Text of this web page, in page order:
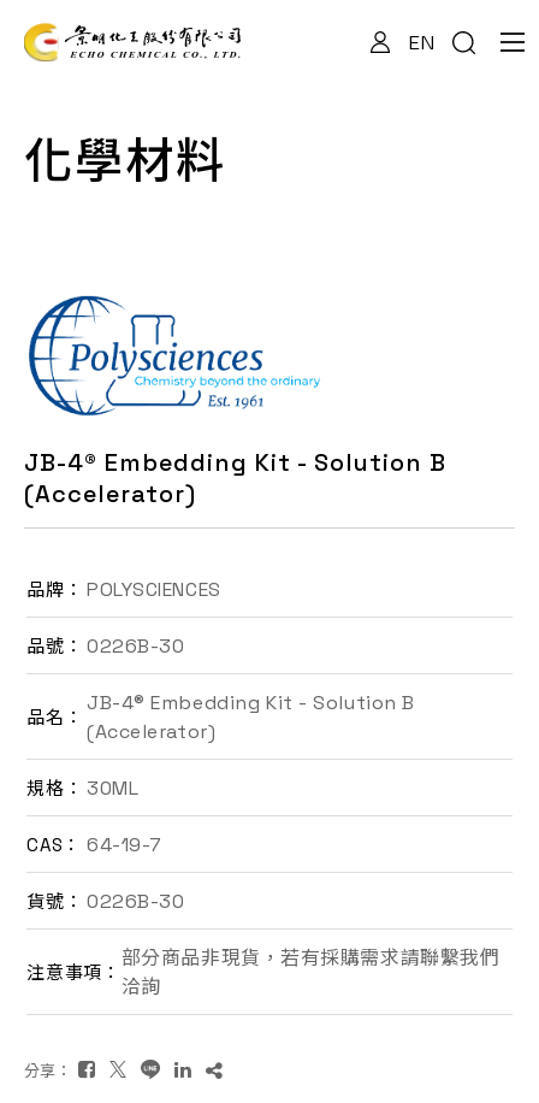
EN
化學材料
JB-4® Embedding Kit - Solution B
(Accelerator)
品牌： POLYSCIENCES
品號： 0226B-30
品名：
JB-4® Embedding Kit - Solution B
(Accelerator)
規格： 30ML
CAS： 64-19-7
貨號： 0226B-30
注意事項：
部分商品非現貨，若有採購需求請聯繫我們
洽詢
分享：
關於我們
產品資訊
最新消息
檔案下載
EN